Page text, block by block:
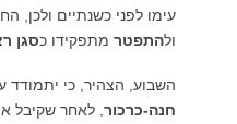
עימו לפני כשנתיים ולכן,
ולהתפטר מתפקידו כסגן
השבוע, הצהיר, כי יתמודד
חנה-כרכור , לאחר שקיבל